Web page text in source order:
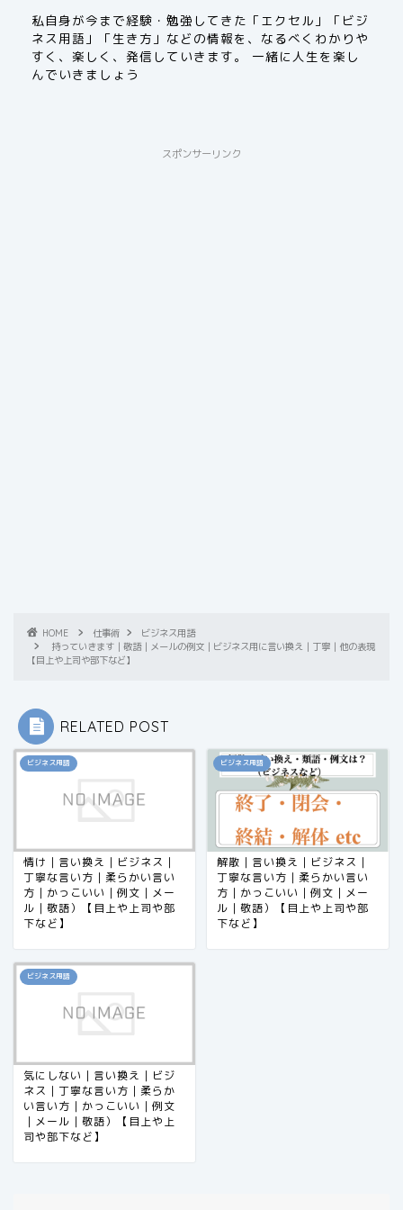
私自身が今まで経験・勉強してきた「エクセル」「ビジ
ネス用語」「生き方」などの情報を、なるべくわかりや
すく、楽しく、発信していきます。 一緒に人生を楽し
んでいきましょう
スポンサーリンク
HOME 仕事術
ビジネス用語
持っていきます｜敬語｜メールの例文｜ビジネス用に言い換え｜丁寧｜他の表現
【目上や上司や部下など】
RELATED POST
ビジネス用語
情け｜言い換え｜ビジネス｜
丁寧な言い方｜柔らかい言い
方｜かっこいい｜例文｜メー
ル｜敬語）【目上や上司や部
下など】
ビジネス用語
解散｜言い換え｜ビジネス｜
丁寧な言い方｜柔らかい言い
方｜かっこいい｜例文｜メー
ル｜敬語）【目上や上司や部
下など】
ビジネス用語
気にしない｜言い換え｜ビジ
ネス｜丁寧な言い方｜柔らか
い言い方｜かっこいい｜例文
｜メール｜敬語）【目上や上
司や部下など】